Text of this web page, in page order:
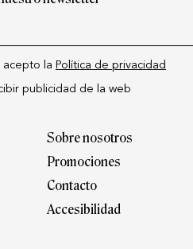
acepto la Política de privacidad
publicidad de la web
Sobre nosotros
Promociones
Contacto
Accesibilidad